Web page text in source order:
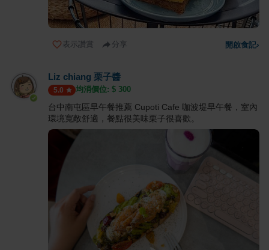
表示讚賞 分享 開啟食記›
Liz chiang 栗子醬
5.0 均消價位: $ 300
台中南屯區早午餐推薦 Cupoti Cafe 咖波堤早午餐，室內
環境寬敞舒適，餐點很美味栗子很喜歡。